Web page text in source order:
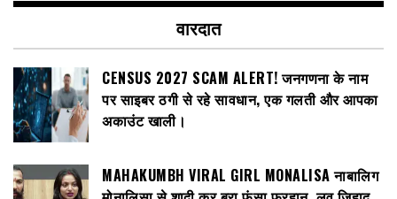
वारदात
CENSUS 2027 SCAM ALERT! जनगणना के नाम
पर साइबर ठगी से रहे सावधान, एक गलती और आपका
अकाउंट खाली।
MAHAKUMBH VIRAL GIRL MONALISA नाबालिग